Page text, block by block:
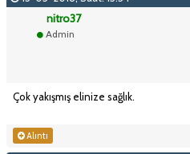
nitro37
Admin
Çok yakışmış elinize sağlık.
Alıntı